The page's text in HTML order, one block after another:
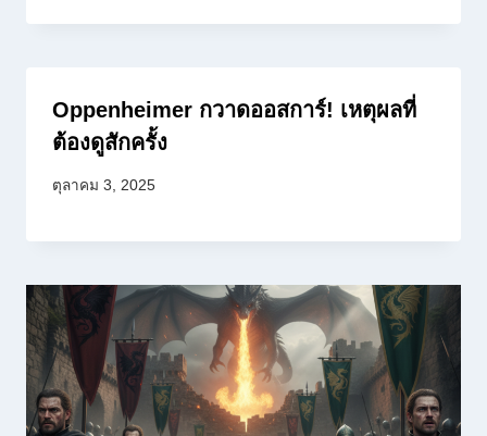
Oppenheimer กวาดออสการ์! เหตุผลที่
ต้องดูสักครั้ง
ตุลาคม 3, 2025